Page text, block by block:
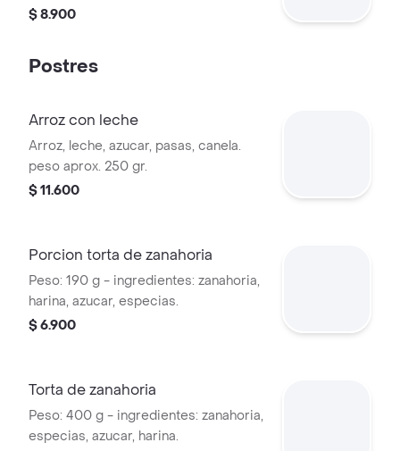
$ 8.900
Postres
Arroz con leche
Arroz, leche, azucar, pasas, canela.
peso aprox. 250 gr.
$ 11.600
Porcion torta de zanahoria
Peso: 190 g - ingredientes: zanahoria,
harina, azucar, especias.
$ 6.900
Torta de zanahoria
Peso: 400 g - ingredientes: zanahoria,
especias, azucar, harina.